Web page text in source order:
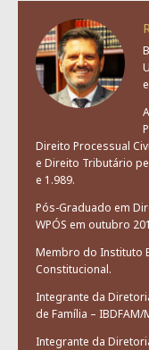
Direito Processual
e Direito Tributário
e 1.989.
Pós-Graduado em
WPÓS em outubro
Membro do Instituto
Constitucional.
Integrante da
de Família – IBDFAM/
Integrante da